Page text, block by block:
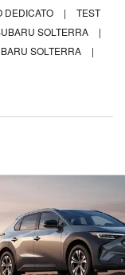
DEDICATO |
TEST
SOLTERRA
|
SOLTERRA
|